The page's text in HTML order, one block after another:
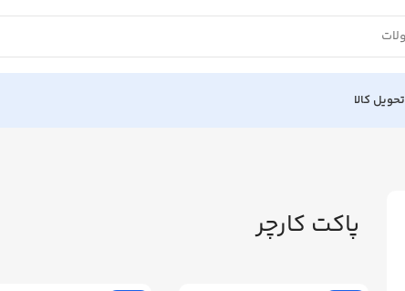
تحویل کالا
پاکت کارچر